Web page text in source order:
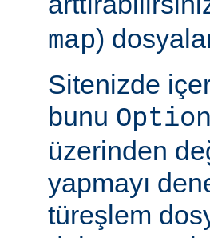
map)
Sitenizde
bunu
üzerinden
yapmayı
türeşlem